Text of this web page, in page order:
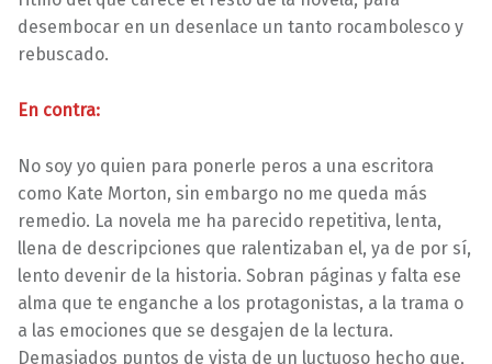
desembocar en un desenlace un tanto rocambolesco y
rebuscado.
En contra:
No soy yo quien para ponerle peros a una escritora
como Kate Morton, sin embargo no me queda más
remedio. La novela me ha parecido repetitiva, lenta,
llena de descripciones que ralentizaban el, ya de por sí,
lento devenir de la historia. Sobran páginas y falta ese
alma que te enganche a los protagonistas, a la trama o
a las emociones que se desgajen de la lectura.
Demasiados puntos de vista de un luctuoso hecho que,